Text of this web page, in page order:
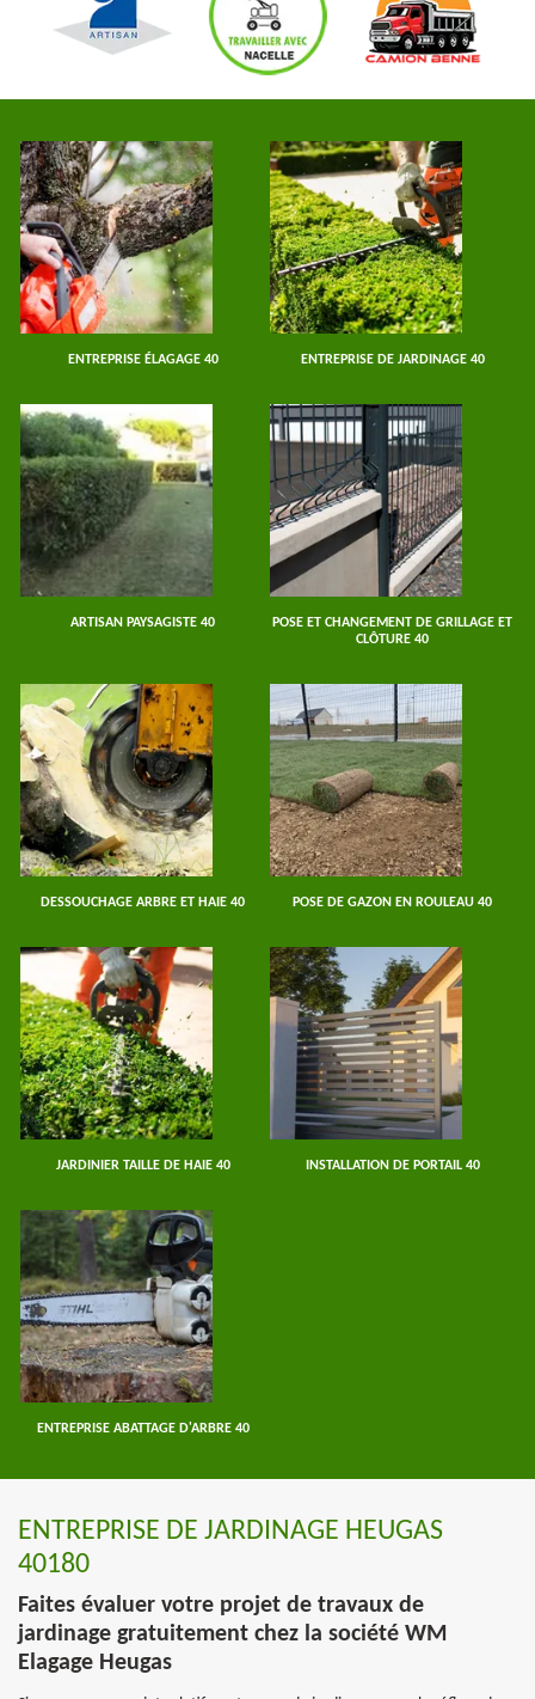
ENTREPRISE ÉLAGAGE 40 ENTREPRISE DE JARDINAGE 40
ARTISAN PAYSAGISTE 40
POSE ET CHANGEMENT DE GRILLAGE ET
CLÔTURE 40
DESSOUCHAGE ARBRE ET HAIE 40 POSE DE GAZON EN ROULEAU 40
JARDINIER TAILLE DE HAIE 40 INSTALLATION DE PORTAIL 40
ENTREPRISE ABATTAGE D'ARBRE 40
ENTREPRISE DE JARDINAGE HEUGAS
40180
Faites évaluer votre projet de travaux de
jardinage gratuitement chez la société WM
Elagage Heugas